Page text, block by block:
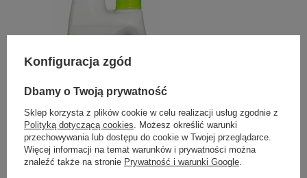
Incidin Pro 2 L
185,00 zł
1480Pkt.
Konfiguracja zgód
Dbamy o Twoją prywatność
Sklep korzysta z plików cookie w celu realizacji usług zgodnie z
Polityką dotyczącą cookies. Możesz określić warunki
przechowywania lub dostępu do cookie w Twojej przeglądarce.
Więcej informacji na temat warunków i prywatności można
znaleźć także na stronie Prywatność i warunki Google.